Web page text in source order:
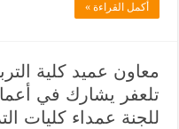
أكمل القراءة »
معاون عميد كلية
تلعفر يشارك في
للجنة عمداء كليات